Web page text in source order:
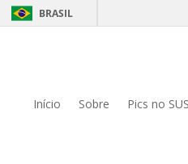
BRASIL
Início Sobre Pics no SUS